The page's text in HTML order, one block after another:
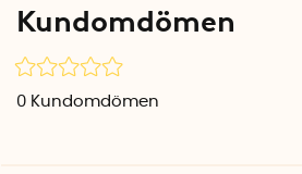
nätfickor, pennhållare och elastiska
placera sina papper och
att hålla ordning under lektioner och
Kundomdömen
0 Kundomdömen